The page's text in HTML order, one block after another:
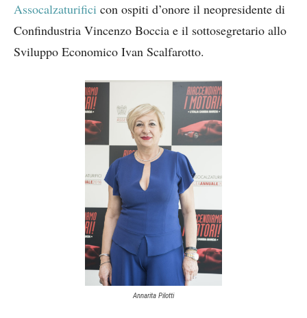
Assocalzaturifici con ospiti d’onore il neopresidente di
Confindustria Vincenzo Boccia e il sottosegretario allo
Sviluppo Economico Ivan Scalfarotto.
Annarita Pilotti